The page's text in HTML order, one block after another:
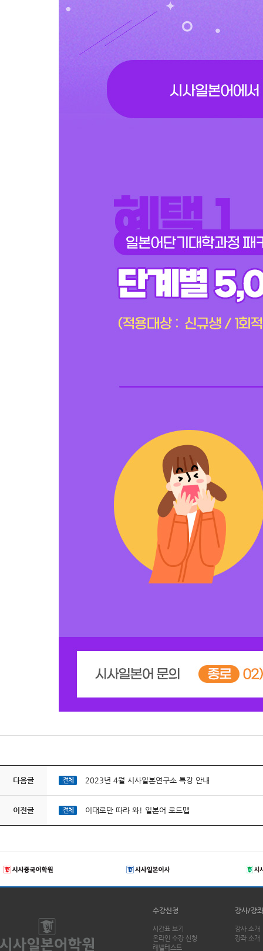
다음글 전체 2023년 4월 시사일본연구소 특강 안내
이전글 전체 이대로만 따라 와! 일본어 로드맵
수강신청
시간표 보기
온라인 수강 신청
레벨테스트
강사/강좌
강사 소개
강좌 소개